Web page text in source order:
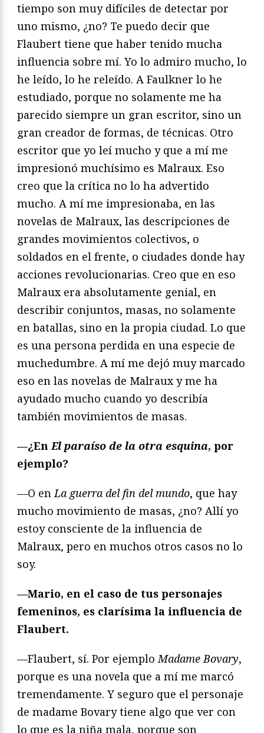
tiempo son muy difíciles de detectar por
uno mismo, ¿no? Te puedo decir que
Flaubert tiene que haber tenido mucha
influencia sobre mí. Yo lo admiro mucho, lo
he leído, lo he releído. A Faulkner lo he
estudiado, porque no solamente me ha
parecido siempre un gran escritor, sino un
gran creador de formas, de técnicas. Otro
escritor que yo leí mucho y que a mí me
impresionó muchísimo es Malraux. Eso
creo que la crítica no lo ha advertido
mucho. A mí me impresionaba, en las
novelas de Malraux, las descripciones de
grandes movimientos colectivos, o
soldados en el frente, o ciudades donde hay
acciones revolucionarias. Creo que en eso
Malraux era absolutamente genial, en
describir conjuntos, masas, no solamente
en batallas, sino en la propia ciudad. Lo que
es una persona perdida en una especie de
muchedumbre. A mí me dejó muy marcado
eso en las novelas de Malraux y me ha
ayudado mucho cuando yo describía
también movimientos de masas.
—¿En El paraíso de la otra esquina, por
ejemplo?
—O en La guerra del fin del mundo, que hay
mucho movimiento de masas, ¿no? Allí yo
estoy consciente de la influencia de
Malraux, pero en muchos otros casos no lo
soy.
—Mario, en el caso de tus personajes
femeninos, es clarísima la influencia de
Flaubert.
—Flaubert, sí. Por ejemplo Madame Bovary,
porque es una novela que a mí me marcó
tremendamente. Y seguro que el personaje
de madame Bovary tiene algo que ver con
lo que es la niña mala, porque son